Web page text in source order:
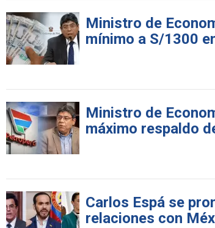
Ministro de
mínimo a S/1300
Ministro de
máximo respaldo
Carlos Espá se
relaciones con